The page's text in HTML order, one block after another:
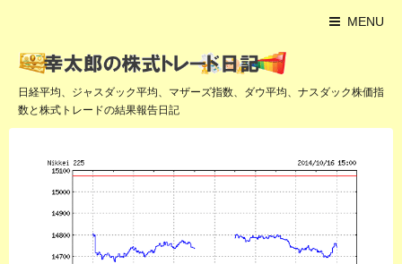
MENU
日経平均、ジャスダック平均、マザーズ指数、ダウ平均、ナスダック株価指
数と株式トレードの結果報告日記